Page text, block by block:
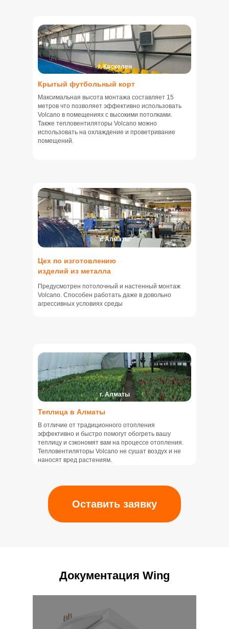
Крытый футбольный корт
г. Каскелен
Максимальная высота монтажа составляет 15
метров что позволяет эффективно использовать
Volcano в помещениях с высокими потолками.
Также тепловентиляторы Volcano можно
использовать на охлаждение и проветривание
помещений.
Цех по изготовлению
изделий из металла
Предусмотрен потолочный и настенный монтаж
Volcano. Способен работать даже в довольно
агрессивных условиях среды
г. Алматы
Оставить заявку
Теплица в Алматы
г. Алматы
В отличие от традиционного отопления
эффективно и быстро помогут обогреть вашу
теплицу и сэкономят вам на процессе отопления.
Тепловентиляторы Volcano не сушат воздух и не
наносят вред растениям.
Документация Wing